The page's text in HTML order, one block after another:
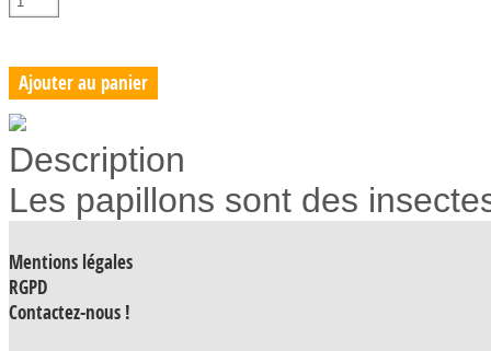
Description
Les papillons sont des
Mentions légales
RGPD
Contactez-nous !